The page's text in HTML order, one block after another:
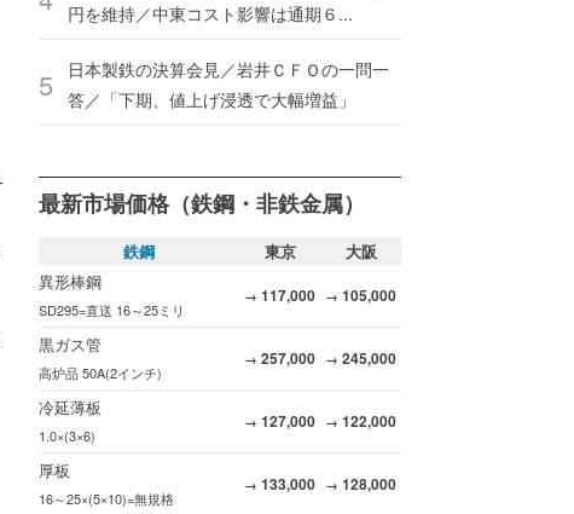
円を維持／中東コスト影響は通期６...
日本製鉄の決算会見／岩井ＣＦＯの一問一
答／「下期、値上げ浸透で大幅増益」
最新市場価格（鉄鋼・非鉄金属）
鉄鋼 東京
大阪
異形棒鋼
SD295=直送 16～25ミリ
→ 117,000 → 105,000
黒ガス管
高炉品 50A(2インチ)
→ 257,000 → 245,000
冷延薄板
1.0×(3×6)
→ 127,000 → 122,000
厚板
16～25×(5×10)=無規格
→ 133,000 → 128,000